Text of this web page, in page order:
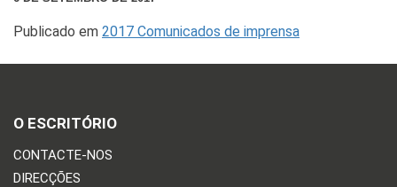
Publicado em 2017 Comunicados de imprensa
O ESCRITÓRIO
CONTACTE-NOS
DIRECÇÕES